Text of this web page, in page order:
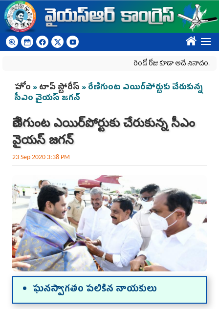
Skip to main content
????
రెండో రోజు కూడా అదే నినాదం..
You are here
హోం »టాప్ స్టోరీస్ » రేణిగుంట ఎయిర్‌పోర్టుకు చేరుకున్న
సీఎం వైయస్‌ జగన్‌
రేణిగుంట ఎయిర్‌పోర్టుకు చేరుకున్న సీఎం
వైయస్‌ జగన్‌
23 Sep 2020 3:38 PM
ఘ‌న‌స్వాగ‌తం ప‌లికిన నాయ‌కులు